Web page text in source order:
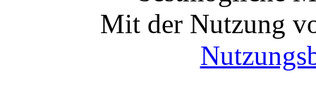
Mit der Nutzung